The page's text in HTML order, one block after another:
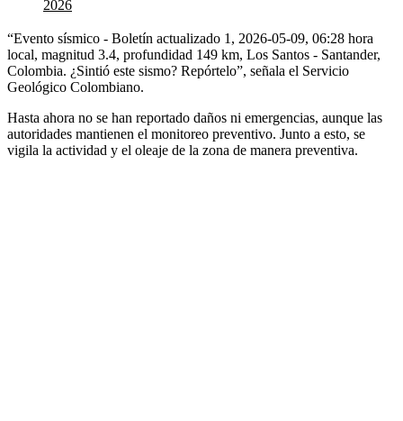
2026
“Evento sísmico - Boletín actualizado 1, 2026-05-09, 06:28 hora
local, magnitud 3.4, profundidad 149 km, Los Santos - Santander,
Colombia. ¿Sintió este sismo? Repórtelo”, señala el Servicio
Geológico Colombiano.
Hasta ahora no se han reportado daños ni emergencias, aunque las
autoridades mantienen el monitoreo preventivo. Junto a esto, se
vigila la actividad y el oleaje de la zona de manera preventiva.